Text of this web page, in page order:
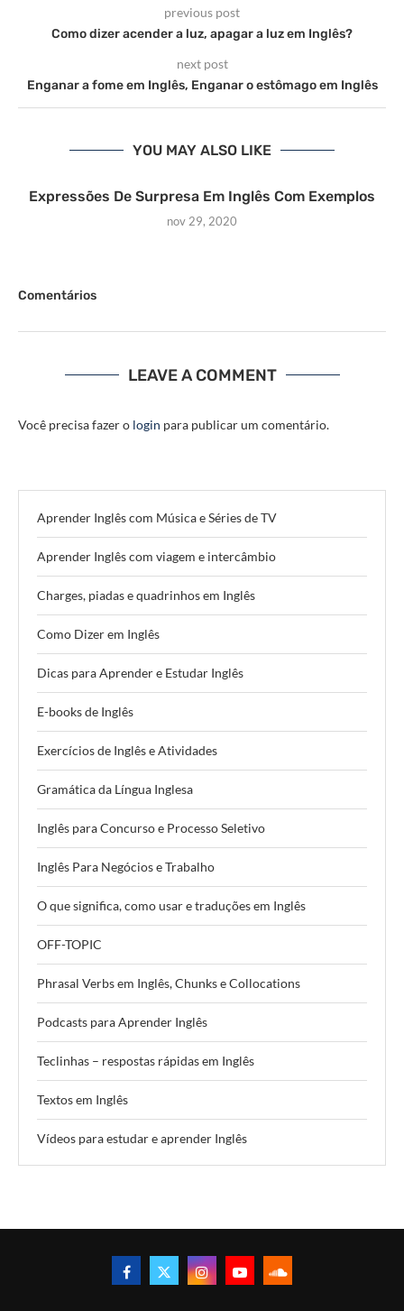
previous post
Como dizer acender a luz, apagar a luz em Inglês?
next post
Enganar a fome em Inglês, Enganar o estômago em Inglês
YOU MAY ALSO LIKE
Expressões De Surpresa Em Inglês Com Exemplos
nov 29, 2020
Comentários
LEAVE A COMMENT
Você precisa fazer o login para publicar um comentário.
Aprender Inglês com Música e Séries de TV
Aprender Inglês com viagem e intercâmbio
Charges, piadas e quadrinhos em Inglês
Como Dizer em Inglês
Dicas para Aprender e Estudar Inglês
E-books de Inglês
Exercícios de Inglês e Atividades
Gramática da Língua Inglesa
Inglês para Concurso e Processo Seletivo
Inglês Para Negócios e Trabalho
O que significa, como usar e traduções em Inglês
OFF-TOPIC
Phrasal Verbs em Inglês, Chunks e Collocations
Podcasts para Aprender Inglês
Teclinhas – respostas rápidas em Inglês
Textos em Inglês
Vídeos para estudar e aprender Inglês